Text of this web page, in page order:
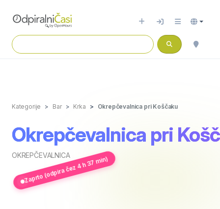
Kategorije Bar Krka Okrepčevalnica pri Koščaku
Okrepčevalnica pri
OKREPČEVALNICA
Zaprto (odpira čez 4 h 37 min)